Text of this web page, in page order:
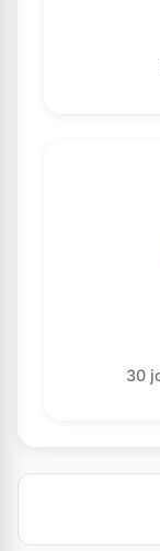
30